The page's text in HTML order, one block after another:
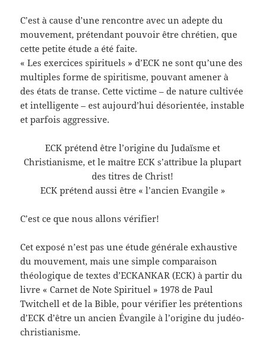
C’est à cause d’une rencontre avec un adepte du
mouvement, prétendant pouvoir être chrétien, que
cette petite étude a été faite.
« Les exercices spirituels » d’ECK ne sont qu’une des
multiples forme de spiritisme, pouvant amener à
des états de transe. Cette victime – de nature cultivée
et intelligente – est aujourd’hui désorientée, instable
et parfois aggressive.
ECK prétend être l’origine du Judaïsme et
Christianisme, et le maître ECK s’attribue la plupart
des titres de Christ!
ECK prétend aussi être « l’ancien Evangile »
C’est ce que nous allons vérifier!
Cet exposé n’est pas une étude générale exhaustive
du mouvement, mais une simple comparaison
théologique de textes d’ECKANKAR (ECK) à partir du
livre « Carnet de Note Spirituel » 1978 de Paul
Twitchell et de la Bible, pour vérifier les prétentions
d’ECK d’être un ancien Évangile à l’origine du judéo-
christianisme.